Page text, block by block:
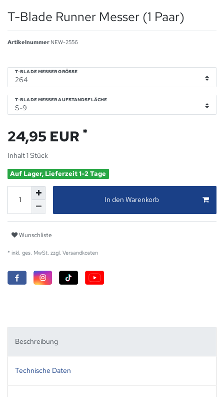
T-Blade Runner Messer (1 Paar)
Artikelnummer NEW-2556
T-BLADE MESSER GRÖSSE
T-BLADE MESSER AUFSTANDSFLÄCHE
24,95 EUR *
Inhalt1Stück
Auf Lager, Lieferzeit 1-2 Tage
In den Warenkorb
Wunschliste
* inkl. ges. MwSt. zzgl. Versandkosten
Beschreibung
Technische Daten